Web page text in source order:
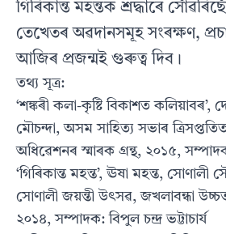
গিৰিকান্ত মহন্তক শ্ৰদ্ধাৰে
তেখেতৰ অৱদানসমূহ সংৰক্ষণ,
আজিৰ প্ৰজন্মই গুৰুত্ব দিব।
তথ‍্য সূত্ৰ:
‘শঙ্কৰী কলা-কৃষ্টি বিকাশত কলিয়াবৰ’,
মৌচন্দা, অসম সাহিত‍্য সভাৰ
অধিৱেশনৰ স্মাৰক গ্ৰন্থ, ২০১৫,
‘গিৰিকান্ত মহন্ত’, ঊষা মহন্ত, সোণালী
সোণালী জয়ন্তী উৎসৱ, জখলাবন্ধা
২০১৪, সম্পাদক: বিপুল চন্দ্ৰ ভট্টাচাৰ্য‍